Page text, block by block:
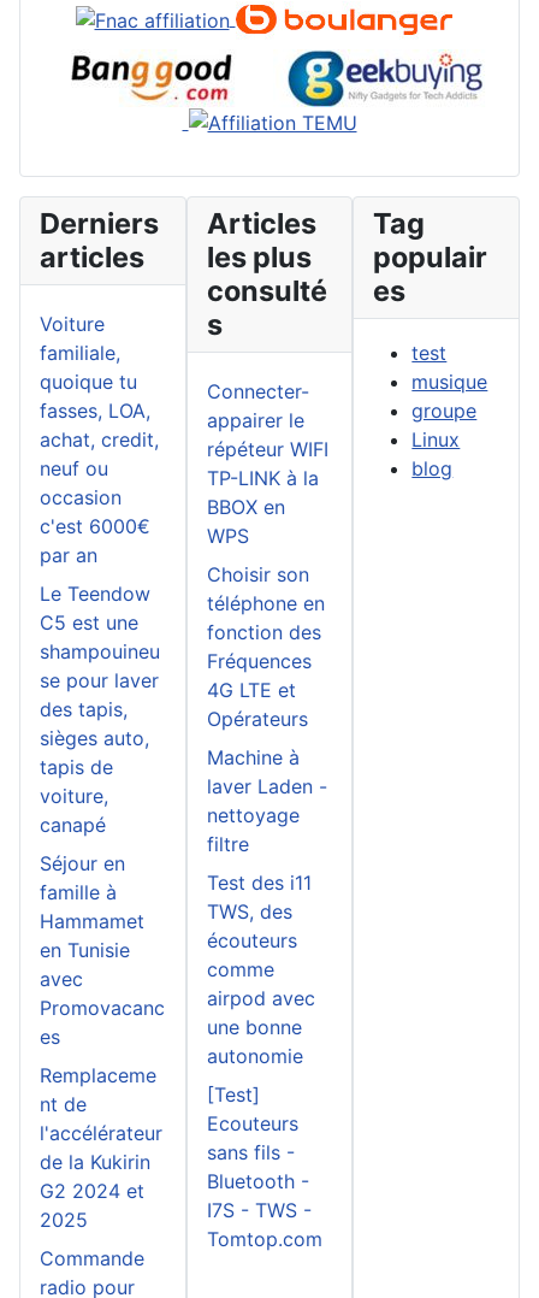
Derniers
articles
Voiture
familiale,
quoique tu
fasses, LOA,
achat, credit,
neuf ou
occasion
c'est 6000€
par an
Le Teendow
C5 est une
shampouineu
se pour laver
des tapis,
sièges auto,
tapis de
voiture,
canapé
Séjour en
famille à
Hammamet
en Tunisie
avec
Promovacanc
es
Remplaceme
nt de
l'accélérateur
de la Kukirin
G2 2024 et
2025
Commande
radio pour
Articles
les plus
consulté
s
Connecter-
appairer le
répéteur WIFI
TP-LINK à la
BBOX en
WPS
Choisir son
téléphone en
fonction des
Fréquences
4G LTE et
Opérateurs
Machine à
laver Laden -
nettoyage
filtre
Test des i11
TWS, des
écouteurs
comme
airpod avec
une bonne
autonomie
[Test]
Ecouteurs
sans fils -
Bluetooth -
I7S - TWS -
Tomtop.com
Tag
populair
es
test
musique
groupe
Linux
blog